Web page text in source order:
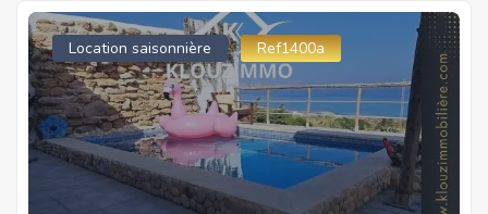
Location saisonnière Ref1400a